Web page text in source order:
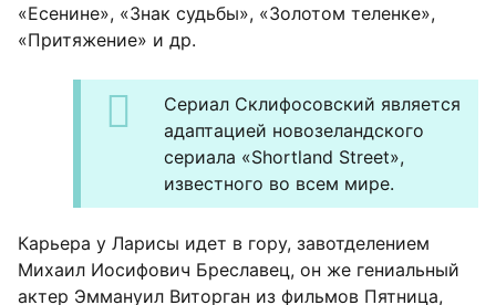
«Есенине», «Знак судьбы», «Золотом теленке»,
«Притяжение» и др.
Сериал Склифосовский является
адаптацией новозеландского
сериала «Shortland Street»,
известного во всем мире.
Карьера у Ларисы идет в гору, завотделением
Михаил Иосифович Бреславец, он же гениальный
актер Эммануил Виторган из фильмов Пятница,